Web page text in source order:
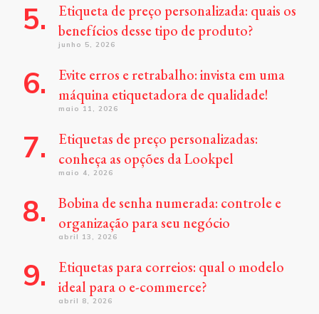
Etiqueta de preço personalizada: quais os
benefícios desse tipo de produto?
junho 5, 2026
Evite erros e retrabalho: invista em uma
máquina etiquetadora de qualidade!
maio 11, 2026
Etiquetas de preço personalizadas:
conheça as opções da Lookpel
maio 4, 2026
Bobina de senha numerada: controle e
organização para seu negócio
abril 13, 2026
Etiquetas para correios: qual o modelo
ideal para o e-commerce?
abril 8, 2026